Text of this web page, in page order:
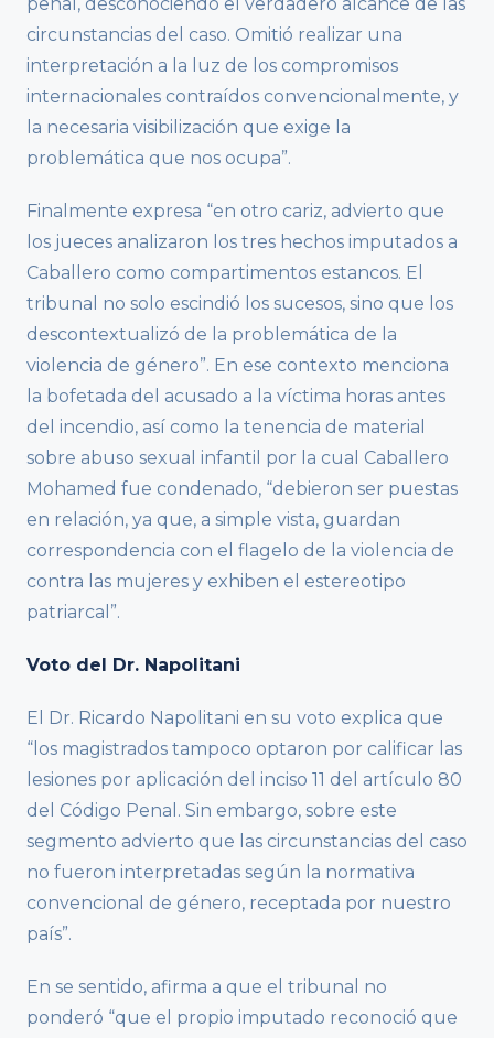
circunstancias del caso. Omitió realizar una
interpretación a la luz de los compromisos
internacionales contraídos convencionalmente, y
la necesaria visibilización que exige la
problemática que nos ocupa”.
Finalmente expresa “en otro cariz, advierto que
los jueces analizaron los tres hechos imputados a
Caballero como compartimentos estancos. El
tribunal no solo escindió los sucesos, sino que los
descontextualizó de la problemática de la
violencia de género”. En ese contexto menciona
la bofetada del acusado a la víctima horas antes
del incendio, así como la tenencia de material
sobre abuso sexual infantil por la cual Caballero
Mohamed fue condenado, “debieron ser puestas
en relación, ya que, a simple vista, guardan
correspondencia con el flagelo de la violencia de
contra las mujeres y exhiben el estereotipo
patriarcal”.
Voto del Dr. Napolitani
El Dr. Ricardo Napolitani en su voto explica que
“los magistrados tampoco optaron por calificar las
lesiones por aplicación del inciso 11 del artículo 80
del Código Penal. Sin embargo, sobre este
segmento advierto que las circunstancias del caso
no fueron interpretadas según la normativa
convencional de género, receptada por nuestro
país”.
En se sentido, afirma a que el tribunal no
ponderó “que el propio imputado reconoció que